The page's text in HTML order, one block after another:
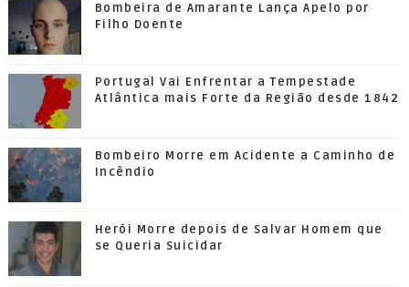
Bombeira de Amarante Lança Apelo por
Filho Doente
Portugal Vai Enfrentar a Tempestade
Atlântica mais Forte da Região desde 1842
Bombeiro Morre em Acidente a Caminho de
Incêndio
Herói Morre depois de Salvar Homem que
se Queria Suicidar